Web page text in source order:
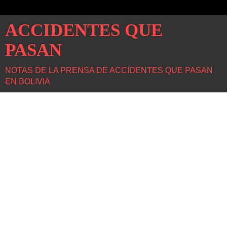
ACCIDENTES QUE
PASAN
NOTAS DE LA PRENSA DE ACCIDENTES QUE PASAN
EN BOLIVIA